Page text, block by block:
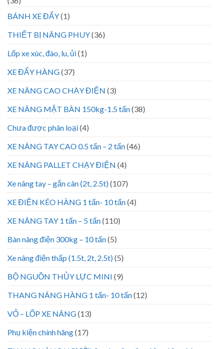
BÁNH XE ĐẨY(1)
THIẾT BỊ NÂNG PHUY(36)
Lốp xe xúc, đào, lu, ủi(1)
XE ĐẨY HÀNG(37)
XE NÂNG CAO CHẠY ĐIỆN (3)
XE NÂNG MẶT BÀN 150kg-1.5 tấn(38)
Chưa được phân loại(4)
XE NÂNG TAY CAO 0.5 tấn – 2 tấn(46)
XE NÂNG PALLET CHẠY ĐIỆN (4)
Xe nâng tay – gắn cân (2t, 2.5t)(107)
XE ĐIỆN KÉO HÀNG 1 tấn- 10 tấn(4)
XE NÂNG TAY 1 tấn – 5 tấn(110)
Bàn nâng điện 300kg – 10 tấn(5)
Xe nâng điện thấp (1.5t, 2t, 2.5t)(5)
BỘ NGUỒN THỦY LỰC MINI (9)
THANG NÂNG HÀNG 1 tấn- 10 tấn(12)
VỎ – LỐP XE NÂNG(13)
Phụ kiện chính hãng(17)